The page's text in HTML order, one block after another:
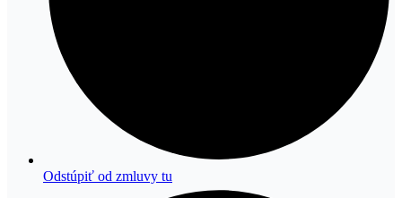
Odstúpiť od zmluvy tu